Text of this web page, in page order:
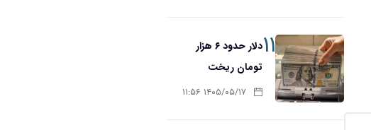
۱۱
دلار حدود ۶ هزار
تومان ریخت
۱۴۰۵/۰۵/۱۷ ۱۱:۵۶